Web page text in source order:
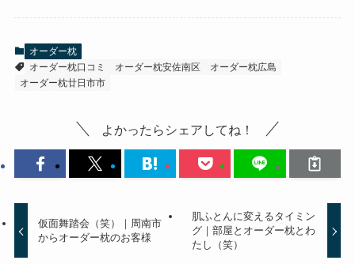
オーダー枕
オーダー枕口コミ
オーダー枕安佐南区
オーダー枕広島
オーダー枕廿日市市
よかったらシェアしてね！
仮面舞踏会（笑）｜周南市
からオーダー枕のお客様
肌ふとんに変えるタイミン
グ｜部屋とオーダー枕とわ
たし（笑）